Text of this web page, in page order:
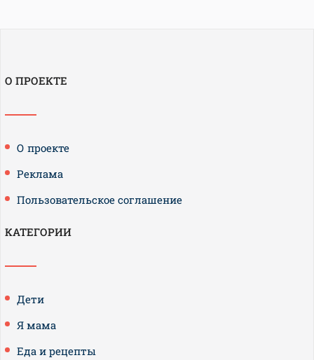
О ПРОЕКТЕ
О проекте
Реклама
Пользовательское соглашение
КАТЕГОРИИ
Дети
Я мама
Еда и рецепты